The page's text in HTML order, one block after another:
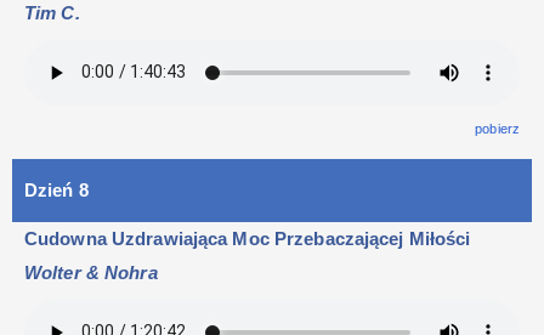
Tim C.
pobierz
Dzień 8
Cudowna Uzdrawiająca Moc Przebaczającej Miłości
Wolter & Nohra